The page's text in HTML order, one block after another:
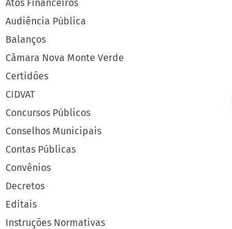
Atos Financeiros
Audiência Pública
Balanços
Câmara Nova Monte Verde
Certidões
CIDVAT
Concursos Públicos
Conselhos Municipais
Contas Públicas
Convênios
Decretos
Editais
Instruções Normativas